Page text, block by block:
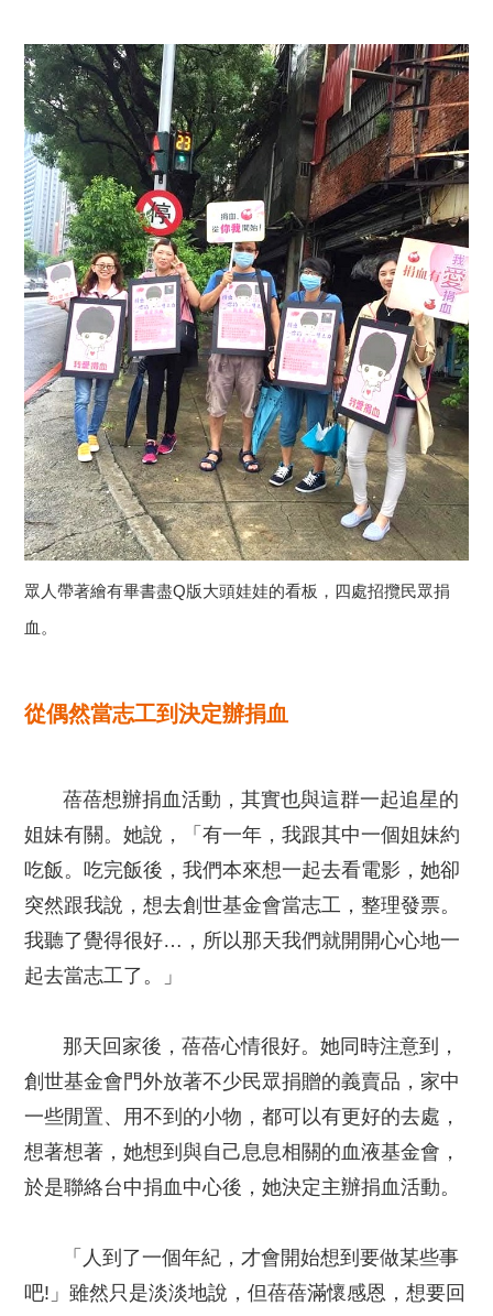
眾人帶著繪有畢書盡Q版大頭娃娃的看板，四處招攬民眾捐
血。
從偶然當志工到決定辦捐血
蓓蓓想辦捐血活動，其實也與這群一起追星的
姐妹有關。她說，「有一年，我跟其中一個姐妹約
吃飯。吃完飯後，我們本來想一起去看電影，她卻
突然跟我說，想去創世基金會當志工，整理發票。
我聽了覺得很好…，所以那天我們就開開心心地一
起去當志工了。」
那天回家後，蓓蓓心情很好。她同時注意到，
創世基金會門外放著不少民眾捐贈的義賣品，家中
一些閒置、用不到的小物，都可以有更好的去處，
想著想著，她想到與自己息息相關的血液基金會，
於是聯絡台中捐血中心後，她決定主辦捐血活動。
「人到了一個年紀，才會開始想到要做某些事
吧!」雖然只是淡淡地說，但蓓蓓滿懷感恩，想要回